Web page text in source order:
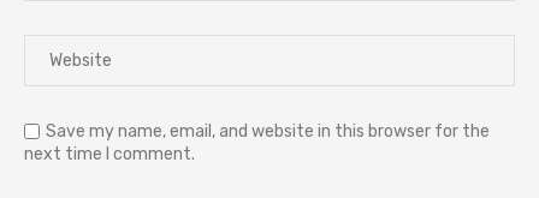
Save my name, email, and website in this browser for the
next time I comment.